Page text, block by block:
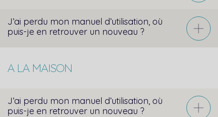
J’ai perdu mon manuel d’utilisation, où
puis-je en retrouver un nouveau ?
A LA MAISON
J’ai perdu mon manuel d’utilisation, où
puis-je en retrouver un nouveau ?